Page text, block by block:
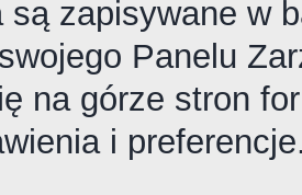
są zapisywane w
Panelu
na górze stron
i